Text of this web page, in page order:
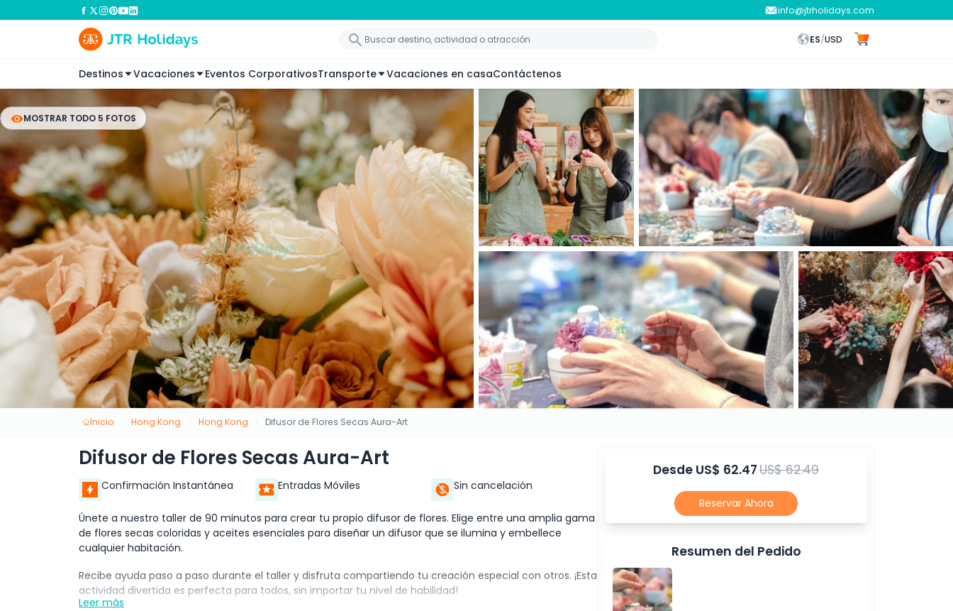
info@jtrholidays.com
ES/USD
Destinos Vacaciones Eventos CorporativosTransporte Vacaciones en casaContáctenos
MOSTRAR TODO 5 FOTOS
Inicio Hong Kong Hong Kong Difusor de Flores Secas Aura-Art
Difusor de Flores Secas Aura-Art
Confirmación Instantánea Entradas Móviles Sin cancelación
Únete a nuestro taller de 90 minutos para crear tu propio difusor de flores. Elige entre una amplia gama
de flores secas coloridas y aceites esenciales para diseñar un difusor que se ilumina y embellece
cualquier habitación.
Recibe ayuda paso a paso durante el taller y disfruta compartiendo tu creación especial con otros. ¡Esta
actividad divertida es perfecta para todos, sin importar tu nivel de habilidad!
Leer más
Desde US$ 62.47US$ 62.49
Reservar Ahora
Resumen del Pedido